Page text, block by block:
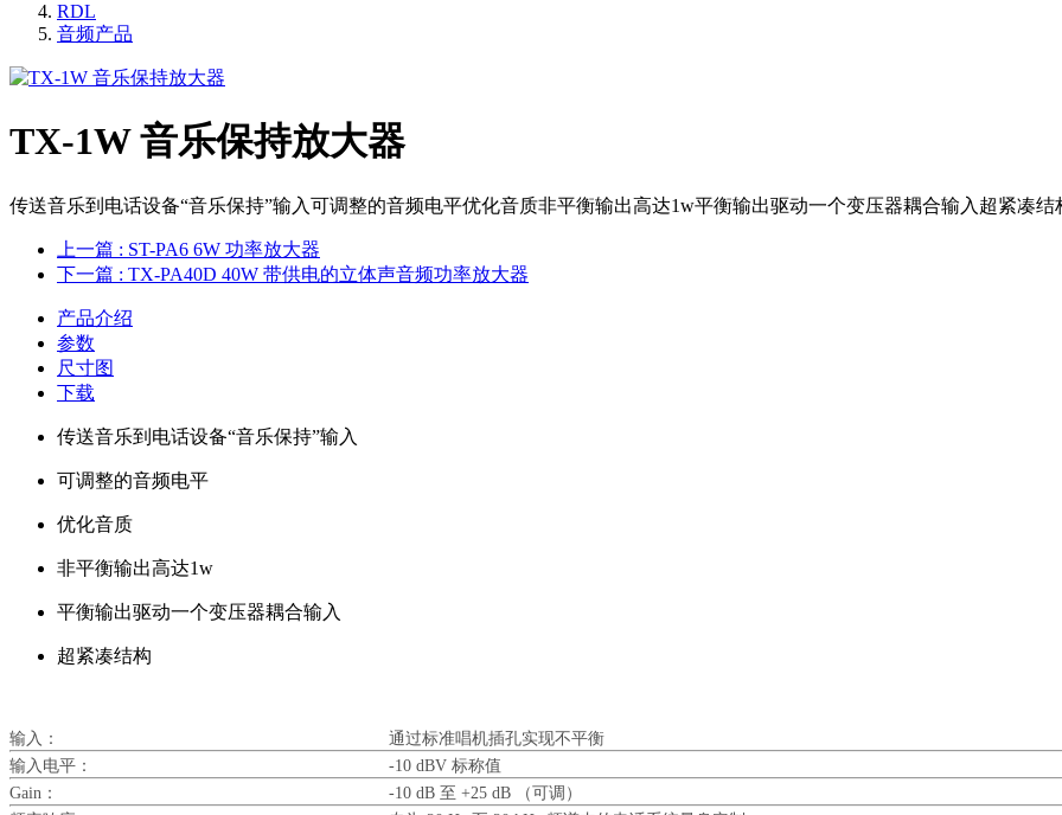
RDL
音频产品
TX-1W 音乐保持放大器
传送音乐到电话设备“音乐保持”输入可调整的音频电平优化音质非平衡输出高达1w平衡输出驱动一个变压器耦合输入超紧凑结
上一篇 : ST-PA6 6W 功率放大器
下一篇 : TX-PA40D 40W 带供电的立体声音频功率放大器
产品介绍
参数
尺寸图
下载
传送音乐到电话设备“音乐保持”输入
可调整的音频电平
优化音质
非平衡输出高达1w
平衡输出驱动一个变压器耦合输入
超紧凑结构
输入：
通过标准唱机插孔实现不平衡
输入电平：
-10 dBV 标称值
Gain：
-10 dB 至 +25 dB （可调）